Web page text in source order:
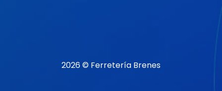
2026 © Ferretería Brenes